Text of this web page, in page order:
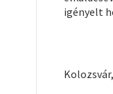
igényelt